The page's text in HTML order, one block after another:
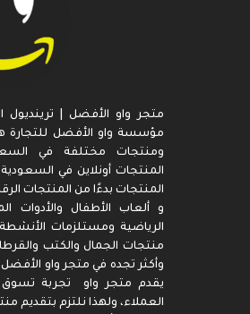
متجر واو الأفضل |
مؤسسة واو الأفضل للتجارة
ومنتجات مختلفة في
المنتجات أونلاين في
المنتجات بدءًا من المنتجات
و ألعاب الأطفال والأدوات
الرياضية ومستلزمات
منتجات الجمال والكتب
وأكثر تجده في متجر واو
يقدم متجر واو تجربة
العملاء، ولهذا نلتزم بتقديم